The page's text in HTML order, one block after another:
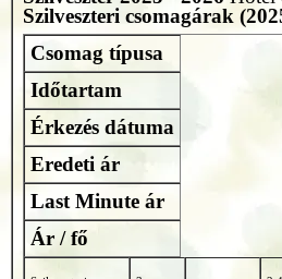
Szilveszteri csomagárak
Csomag típusa
Időtartam
Érkezés dátuma
Eredeti ár
Last Minute ár
Ár / fő